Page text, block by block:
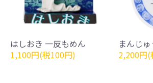
はしおき 一反もめん
1,100円(税100円)
まんじ
2,200円